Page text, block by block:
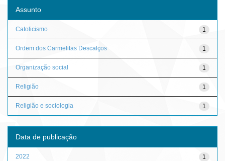
Assunto
1
Catolicismo
1
Ordem dos Carmelitas Descalços
1
Organização social
1
Religião
1
Religião e sociologia
Data de publicação
1
2022